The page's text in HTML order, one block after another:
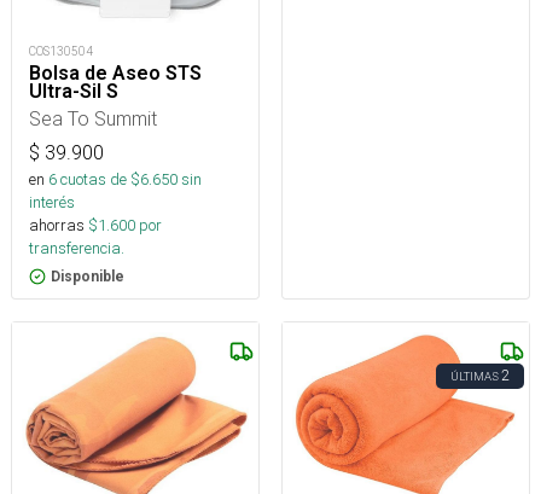
COS130504
Bolsa de Aseo STS
Ultra-Sil S
Sea To Summit
$ 39.900
en 6cuotas de $6.650sin
interés
ahorras $1.600 por
transferencia.
Disponible
ÚLTIMAS2